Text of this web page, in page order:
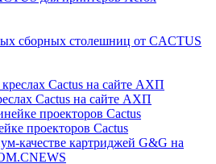
сборных столешниц от CACTUS
Cactus на сайте АХП
проекторов Cactus